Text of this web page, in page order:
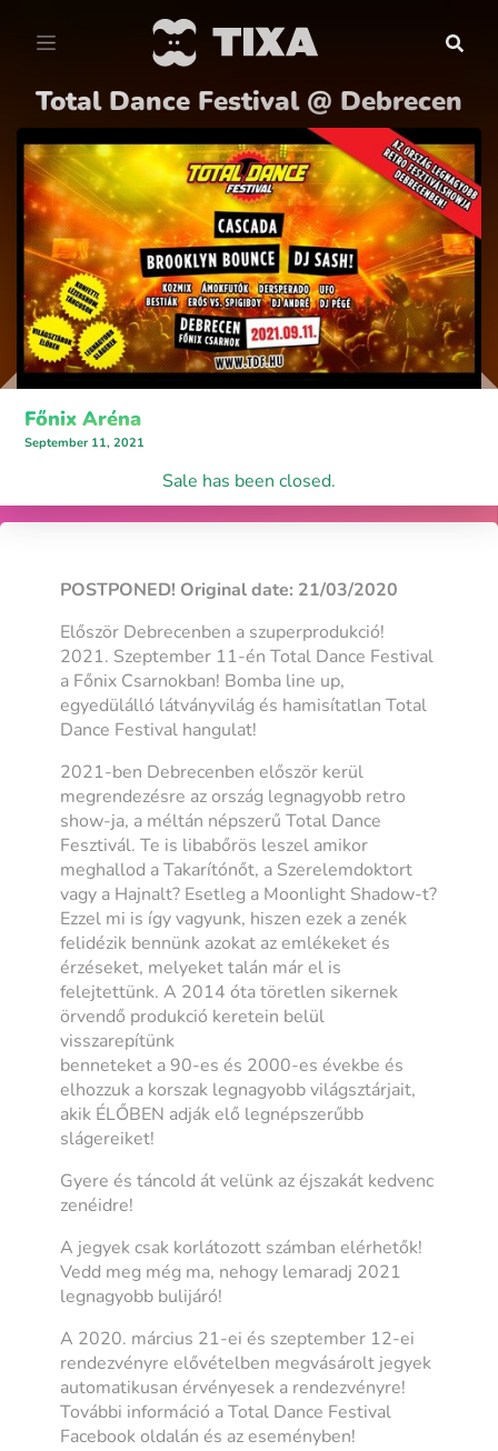
Total Dance Festival @ Debrecen
Főnix Aréna
September 11, 2021
Sale has been closed.
POSTPONED! Original date: 21/03/2020
Először Debrecenben a szuperprodukció!
2021. Szeptember 11-én Total Dance Festival
a Főnix Csarnokban! Bomba line up,
egyedülálló látványvilág és hamisítatlan Total
Dance Festival hangulat!
2021-ben Debrecenben először kerül
megrendezésre az ország legnagyobb retro
show-ja, a méltán népszerű Total Dance
Fesztivál. Te is libabőrös leszel amikor
meghallod a Takarítónőt, a Szerelemdoktort
vagy a Hajnalt? Esetleg a Moonlight Shadow-t?
Ezzel mi is így vagyunk, hiszen ezek a zenék
felidézik bennünk azokat az emlékeket és
érzéseket, melyeket talán már el is
felejtettünk. A 2014 óta töretlen sikernek
örvendő produkció keretein belül
visszarepítünk
benneteket a 90-es és 2000-es évekbe és
elhozzuk a korszak legnagyobb világsztárjait,
akik ÉLŐBEN adják elő legnépszerűbb
slágereiket!
Gyere és táncold át velünk az éjszakát kedvenc
zenéidre!
A jegyek csak korlátozott számban elérhetők!
Vedd meg még ma, nehogy lemaradj 2021
legnagyobb bulijáró!
A 2020. március 21-ei és szeptember 12-ei
rendezvényre elővételben megvásárolt jegyek
automatikusan érvényesek a rendezvényre!
További információ a Total Dance Festival
Facebook oldalán és az eseményben!